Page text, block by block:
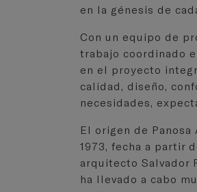
en la génesis de
Con un equipo de
trabajo coordinado
en el proyecto
calidad, diseño,
necesidades,
El origen de
1973, fecha a partir
arquitecto Salvador
ha llevado a cabo